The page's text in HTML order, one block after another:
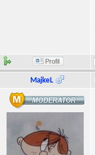
Profil
MajkeL